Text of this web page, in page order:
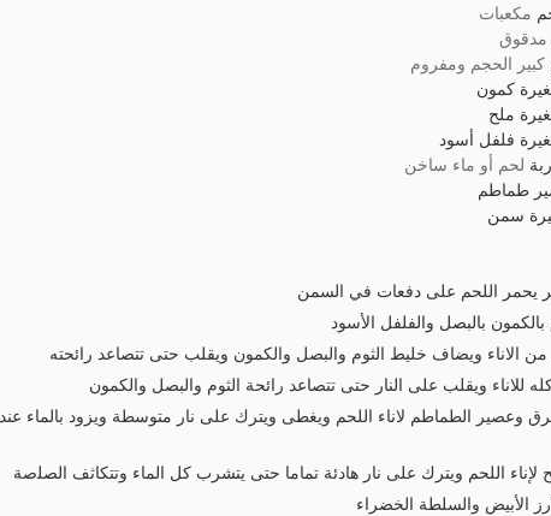
مكعبات
مدقوق
كبير الحجم ومفروم
كمون
ملح
فلفل أسود
لحم أو ماء ساخن
طماطم
سمن
ﯾﺤﻤﺮ اﻟﻠﺤﻢ ﻋﻠﻰ دﻓﻌﺎت ﻓﻲ اﻟﺴﻤﻦ
ﺑﺎﻟﻜﻤﻮن ﺑﺎﻟﺒﺼﻞ واﻟﻔﻠﻔﻞ اﻷﺳﻮد
ﻣﻦ اﻻﻧﺎء وﯾﻀﺎف ﺧﻠﯿﻂ اﻟﺜﻮم واﻟﺒﺼﻞ واﻟﻜﻤﻮن وﯾﻘﻠﺐ ﺣﺘﻰ ﺗﺘﺼﺎﻋﺪ راﺋﺤﺘﻪ
ﻛﻠﻪ ﻟﻼﻧﺎء وﯾﻘﻠﺐ ﻋﻠﻰ اﻟﻨﺎر ﺣﺘﻰ ﺗﺘﺼﺎﻋﺪ راﺋﺤﺔ اﻟﺜﻮم واﻟﺒﺼﻞ واﻟﻜﻤﻮن
وﻋﺼﯿﺮ اﻟﻄﻤﺎﻃﻢ ﻻﻧﺎء اﻟﻠﺤﻢ وﯾﻐﻄﻰ وﯾﺘﺮك ﻋﻠﻰ ﻧﺎر ﻣﺘﻮﺳﻄﺔ وﯾﺰود ﺑﺎﻟﻤﺎء ﻋﻨﺪ
ﻹﻧﺎء اﻟﻠﺤﻢ وﯾﺘﺮك ﻋﻠﻰ ﻧﺎر ﻫﺎدﺋﺔ ﺗﻤﺎﻣﺎ ﺣﺘﻰ ﯾﺘﺸﺮب ﻛﻞ اﻟﻤﺎء وﺗﺘﻜﺎﺛﻒ اﻟﺼﻠصة
اﻷﺑﯿﺾ واﻟﺴﻠﻄﺔ اﻟﺨﻀﺮاء